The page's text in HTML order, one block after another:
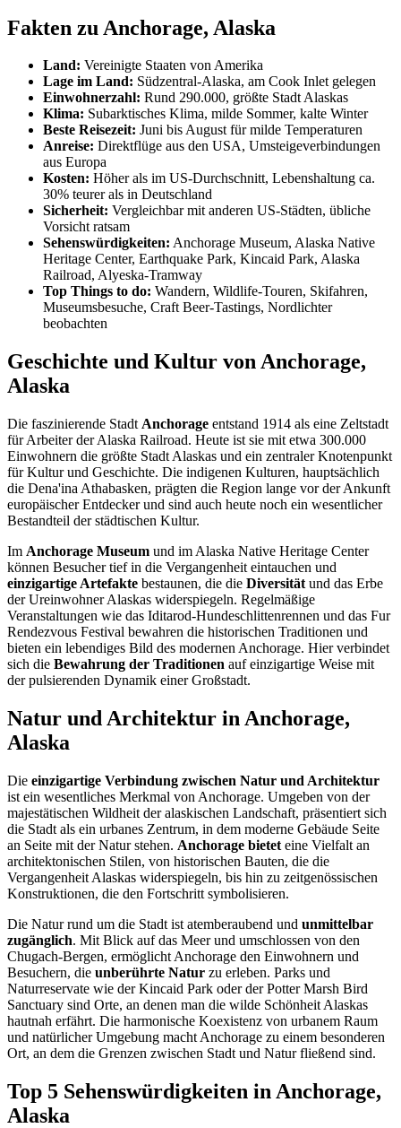
Fakten zu Anchorage, Alaska
Land: Vereinigte Staaten von Amerika
Lage im Land: Südzentral-Alaska, am Cook Inlet gelegen
Einwohnerzahl: Rund 290.000, größte Stadt Alaskas
Klima: Subarktisches Klima, milde Sommer, kalte Winter
Beste Reisezeit: Juni bis August für milde Temperaturen
Anreise: Direktflüge aus den USA, Umsteigeverbindungen
aus Europa
Kosten: Höher als im US-Durchschnitt, Lebenshaltung ca.
30% teurer als in Deutschland
Sicherheit: Vergleichbar mit anderen US-Städten, übliche
Vorsicht ratsam
Sehenswürdigkeiten: Anchorage Museum, Alaska Native
Heritage Center, Earthquake Park, Kincaid Park, Alaska
Railroad, Alyeska-Tramway
Top Things to do: Wandern, Wildlife-Touren, Skifahren,
Museumsbesuche, Craft Beer-Tastings, Nordlichter
beobachten
Geschichte und Kultur von Anchorage,
Alaska
Die faszinierende Stadt Anchorage entstand 1914 als eine Zeltstadt
für Arbeiter der Alaska Railroad. Heute ist sie mit etwa 300.000
Einwohnern die größte Stadt Alaskas und ein zentraler Knotenpunkt
für Kultur und Geschichte. Die indigenen Kulturen, hauptsächlich
die Dena'ina Athabasken, prägten die Region lange vor der Ankunft
europäischer Entdecker und sind auch heute noch ein wesentlicher
Bestandteil der städtischen Kultur.
Im Anchorage Museum und im Alaska Native Heritage Center
können Besucher tief in die Vergangenheit eintauchen und
einzigartige Artefakte bestaunen, die die Diversität und das Erbe
der Ureinwohner Alaskas widerspiegeln. Regelmäßige
Veranstaltungen wie das Iditarod-Hundeschlittenrennen und das Fur
Rendezvous Festival bewahren die historischen Traditionen und
bieten ein lebendiges Bild des modernen Anchorage. Hier verbindet
sich die Bewahrung der Traditionen auf einzigartige Weise mit
der pulsierenden Dynamik einer Großstadt.
Natur und Architektur in Anchorage,
Alaska
Die einzigartige Verbindung zwischen Natur und Architektur
ist ein wesentliches Merkmal von Anchorage. Umgeben von der
majestätischen Wildheit der alaskischen Landschaft, präsentiert sich
die Stadt als ein urbanes Zentrum, in dem moderne Gebäude Seite
an Seite mit der Natur stehen. Anchorage bietet eine Vielfalt an
architektonischen Stilen, von historischen Bauten, die die
Vergangenheit Alaskas widerspiegeln, bis hin zu zeitgenössischen
Konstruktionen, die den Fortschritt symbolisieren.
Die Natur rund um die Stadt ist atemberaubend und unmittelbar
zugänglich. Mit Blick auf das Meer und umschlossen von den
Chugach-Bergen, ermöglicht Anchorage den Einwohnern und
Besuchern, die unberührte Natur zu erleben. Parks und
Naturreservate wie der Kincaid Park oder der Potter Marsh Bird
Sanctuary sind Orte, an denen man die wilde Schönheit Alaskas
hautnah erfährt. Die harmonische Koexistenz von urbanem Raum
und natürlicher Umgebung macht Anchorage zu einem besonderen
Ort, an dem die Grenzen zwischen Stadt und Natur fließend sind.
Top 5 Sehenswürdigkeiten in Anchorage,
Alaska